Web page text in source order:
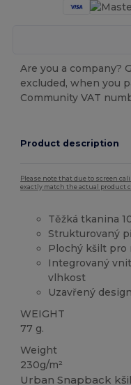
Are you a company?
excluded, when you
Community VAT
Product description
Please note that due to screen
exactly match the actual product
Těžká tkanina
Strukturovaný
Plochý kšilt
Integrovaný
vlhkost
Uzavřený
WEIGHT
77 g.
Weight
230g/m²
Urban Snapback